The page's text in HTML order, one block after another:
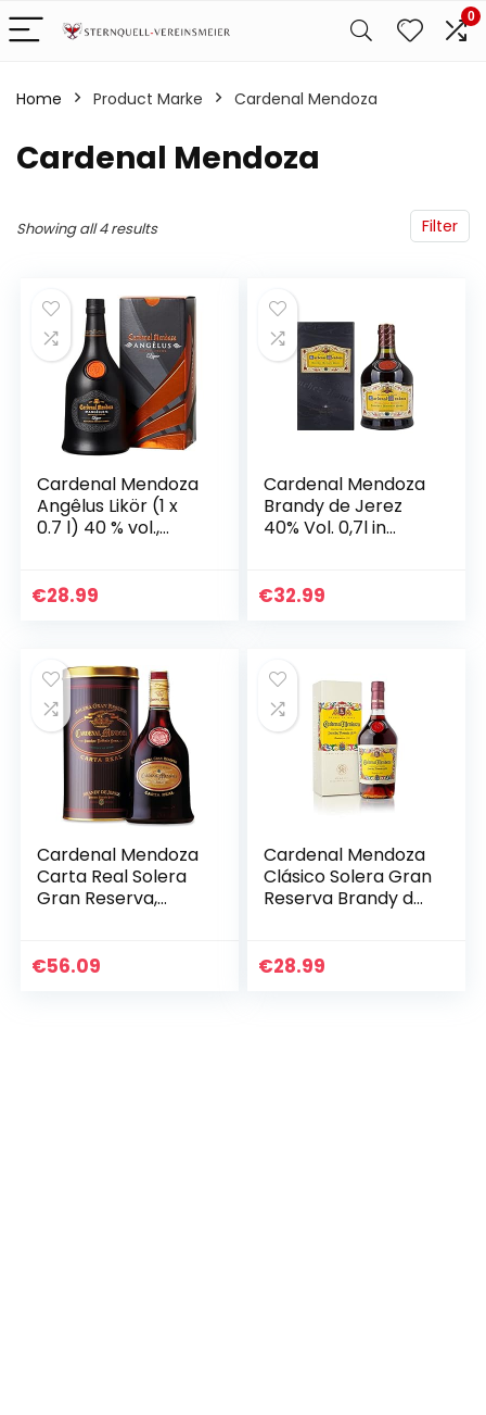
0
Home Product Marke ‎Cardenal Mendoza
‎Cardenal Mendoza
Filter
Showing all 4 results
Cardenal Mendoza
Angêlus Likör (1 x
0.7 l) 40 % vol.,
Basis des beliebten
€28.99
Cardenal Mendoza
Brandy de Jerez
40% Vol. 0,7l in
€32.99
Cardenal Mendoza
Carta Real Solera
Gran Reserva,
Jahre im Solera-
€56.09
Cardenal Mendoza
Clásico Solera Gran
Reserva Brandy de
Geschenkbox – 15
€28.99